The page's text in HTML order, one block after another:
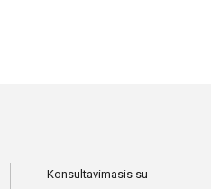
Konsultavimasis su